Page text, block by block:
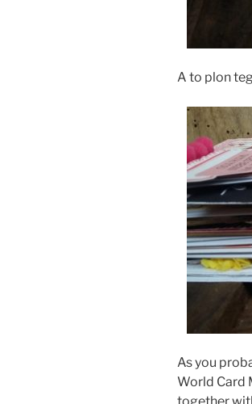
A to plon
As you
World Card